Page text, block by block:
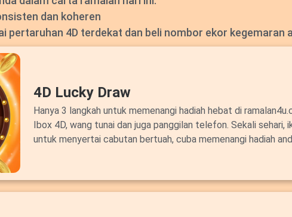
dan koheren
pertaruhan 4D terdekat dan beli nombor ekor kegemaran
4D Lucky Draw
Hanya 3 langkah untuk memenangi hadiah hebat di
Ibox 4D, wang tunai dan juga panggilan telefon. Sekali sehari,
untuk menyertai cabutan bertuah, cuba memenangi hadiah